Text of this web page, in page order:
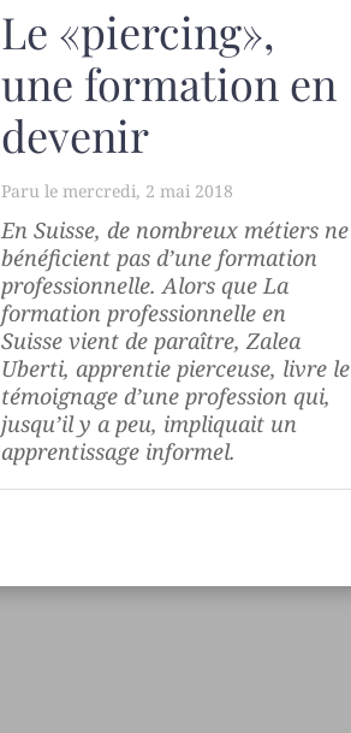
Le «piercing»,
une formation en
devenir
mercredi, 2 mai 2018
En Suisse, de nombreux métiers ne
bénéficient pas d’une formation
professionnelle. Alors queLa
formation professionnelle en
Suisse vient de paraître, Zalea
Uberti, apprentie pierceuse, livre le
témoignage d’une profession qui,
jusqu’il y a peu, impliquait un
apprentissage informel.